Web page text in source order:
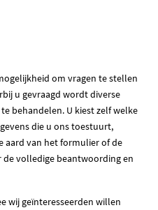
om vragen te stellen
u gevraagd wordt diverse
behandelen. U kiest zelf welke
die u ons toestuurt,
aard van het formulier of de
volledige beantwoording en
wij geïnteresseerden willen